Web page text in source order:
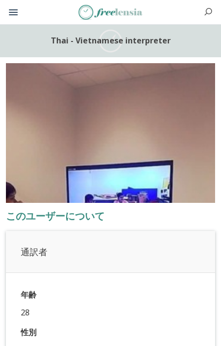
Thai - Vietnamese interpreter
このユーザーについて
通訳者
年齢
28
性別